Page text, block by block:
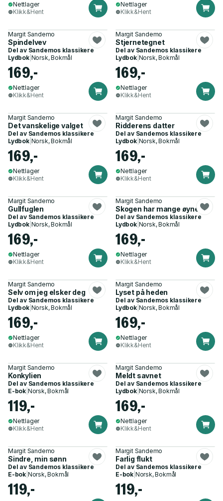
Nettlager
Klikk&Hent
Nettlager
Klikk&Hent
Margit Sandemo
Spindelvev
Del av Sandemos klassikere
Lydbok| Norsk, Bokmål
169,-
Nettlager
Klikk&Hent
Margit Sandemo
Stjernetegnet
Del av Sandemos klassikere
Lydbok| Norsk, Bokmål
169,-
Nettlager
Klikk&Hent
Margit Sandemo
Det vanskelige valget
Del av Sandemos klassikere
Lydbok| Norsk, Bokmål
169,-
Nettlager
Klikk&Hent
Margit Sandemo
Ridderens datter
Del av Sandemos klassikere
Lydbok| Norsk, Bokmål
169,-
Nettlager
Klikk&Hent
Margit Sandemo
Gullfuglen
Del av Sandemos klassikere
Lydbok| Norsk, Bokmål
169,-
Nettlager
Klikk&Hent
Margit Sandemo
Skogen har mange øyne
Del av Sandemos klassikere
Lydbok| Norsk, Bokmål
169,-
Nettlager
Klikk&Hent
Margit Sandemo
Selv om jeg elsker deg
Del av Sandemos klassikere
Lydbok| Norsk, Bokmål
169,-
Nettlager
Klikk&Hent
Margit Sandemo
Lyset på heden
Del av Sandemos klassikere
Lydbok| Norsk, Bokmål
169,-
Nettlager
Klikk&Hent
Margit Sandemo
Konkylien
Del av Sandemos klassikere
E-bok Norsk, Bokmål
119,-
Nettlager
Klikk&Hent
Margit Sandemo
Meldt savnet
Del av Sandemos klassikere
Lydbok| Norsk, Bokmål
169,-
Nettlager
Klikk&Hent
Margit Sandemo
Sindre, min sønn
Del av Sandemos klassikere
E-bok Norsk, Bokmål
119,-
Margit Sandemo
Farlig flukt
Del av Sandemos klassikere
E-bok Norsk, Bokmål
119,-